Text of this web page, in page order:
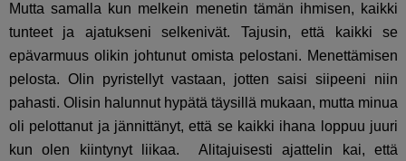
Mutta samalla kun melkein menetin tämän ihmisen, kaikki
tunteet ja ajatukseni selkenivät. Tajusin, että kaikki se
epävarmuus olikin johtunut omista pelostani. Menettämisen
pelosta. Olin pyristellyt vastaan, jotten saisi siipeeni niin
pahasti. Olisin halunnut hypätä täysillä mukaan, mutta minua
oli pelottanut ja jännittänyt, että se kaikki ihana loppuu juuri
kun olen kiintynyt liikaa. Alitajuisesti ajattelin kai, että